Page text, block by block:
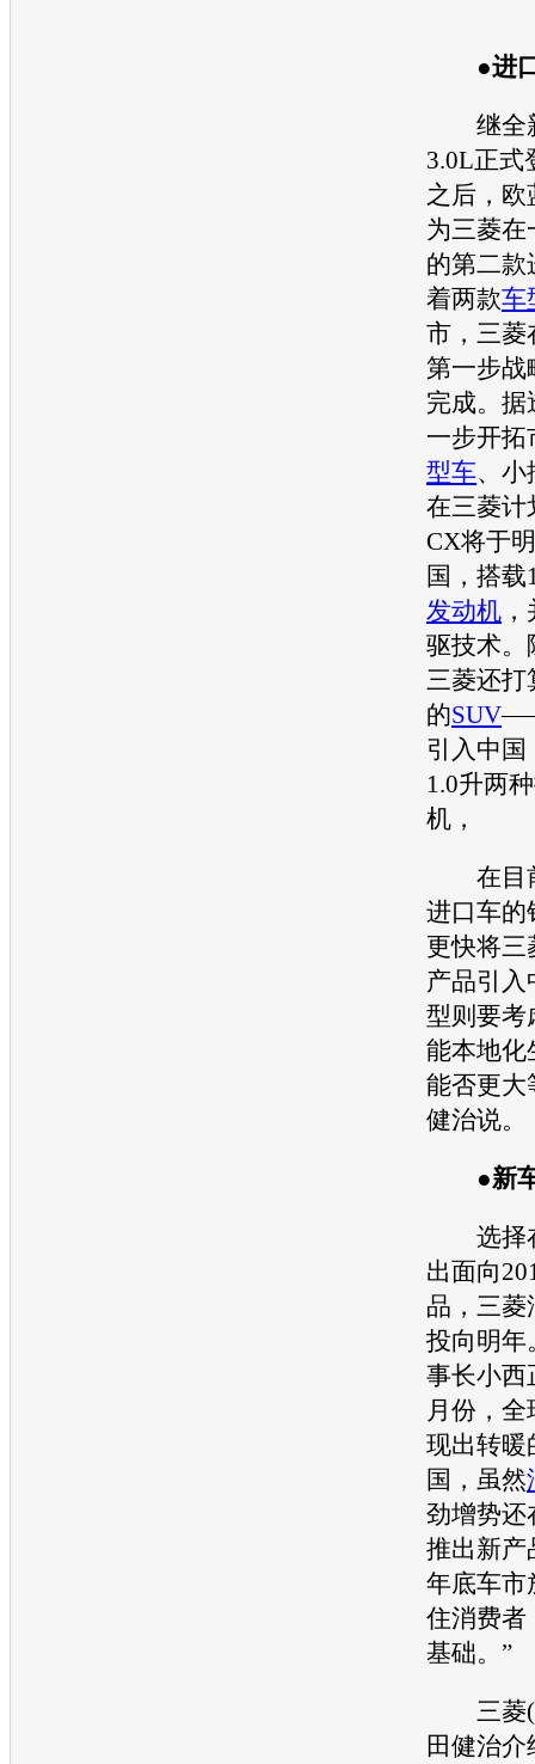
●进口
继全
3.0L正式
之后， 欧
为三菱在
的第二款
着两款车
市， 三菱
第一步战
完成。据
一步开拓
型车、小
在三菱计
CX将于
国，搭
发动机
驱技术。
三菱还打
的SUV
引入中国
1.0升两
机 ，
在目
进口车的
更快将三
产品引入
型则要考
能本地化
能否更大
健治说。
●新
选择
出面向
品， 三菱
投向明年
事长小西
月份，
现出转暖
国，虽然
劲增势还
推出新产
年底车市
住消费者
基础。”
三菱
田健治